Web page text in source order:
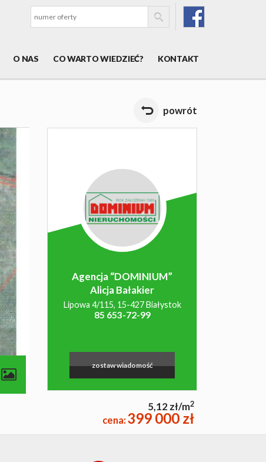
O NAS CO WARTO WIEDZIEĆ? KONTAKT
powrót
Agencja “DOMINIUM”
Alicja Bałakier
Lipowa 4/115, 15-427 Białystok
85 653-72-99
zostaw wiadomość
5,12 zł/m2
cena:399 000 zł